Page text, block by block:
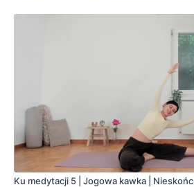
Ku medytacji 5 | Jogowa kawka |